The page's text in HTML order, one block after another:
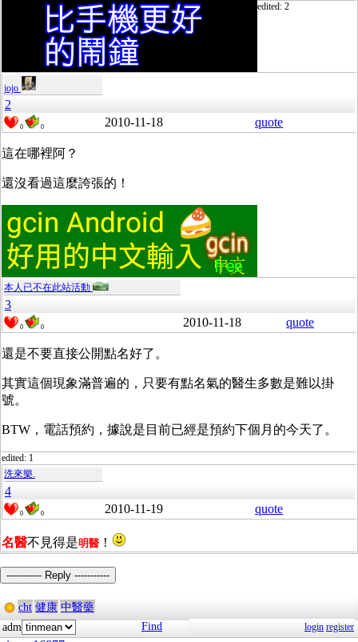
edited: 2
jojo
2
0 0 2010-11-18 quote
這在哪裡阿？
還沒看過這麼誇張的！
本人已不在此站活動
3
0 0 2010-11-18 quote
還是不要直接公開點名好了。
其實這個現象滿普遍的，只要有點名氣的醫生多數是難以掛
號。
BTW，電話預約，據說是目前已經是預約下個月的今天了。
edited: 1
洗來樂.
4
0 0 2010-11-19 quote
名醫不見得是明醫 ！
----------- Reply -----------
cht 健康 中醫藥
adm
Find login register